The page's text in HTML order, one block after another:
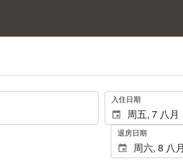
. 入住日期
退房日期